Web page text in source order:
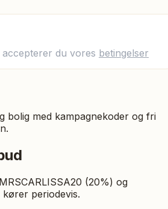
accepterer du vores betingelser
bolig med kampagnekoder og fri
(20%) og
periodevis.